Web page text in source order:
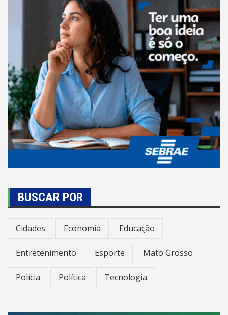
BUSCAR POR
Cidades Economia Educação
Entretenimento Esporte Mato Grosso
Polícia Política Tecnologia